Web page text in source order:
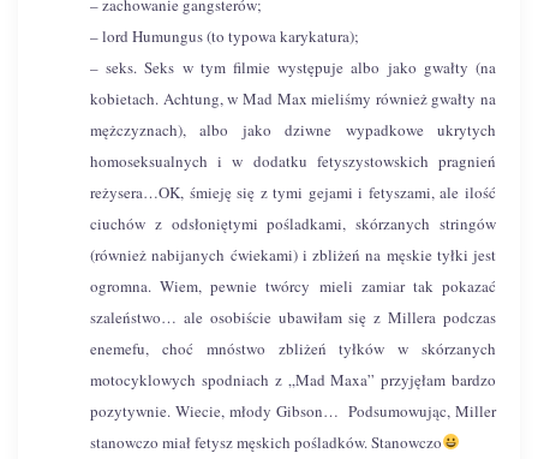
– zachowanie gangsterów;
– lord Humungus (to typowa karykatura);
– seks. Seks w tym filmie występuje albo jako gwałty (na
kobietach. Achtung, w Mad Max mieliśmy również gwałty na
mężczyznach), albo jako dziwne wypadkowe ukrytych
homoseksualnych i w dodatku fetyszystowskich pragnień
reżysera…OK, śmieję się z tymi gejami i fetyszami, ale ilość
ciuchów z odsłoniętymi pośladkami, skórzanych stringów
(również nabijanych ćwiekami) i zbliżeń na męskie tyłki jest
ogromna. Wiem, pewnie twórcy mieli zamiar tak pokazać
szaleństwo… ale osobiście ubawiłam się z Millera podczas
enemefu, choć mnóstwo zbliżeń tyłków w skórzanych
motocyklowych spodniach z „Mad Maxa” przyjęłam bardzo
pozytywnie. Wiecie, młody Gibson…Podsumowując, Miller
stanowczo miał fetysz męskich pośladków. Stanowczo